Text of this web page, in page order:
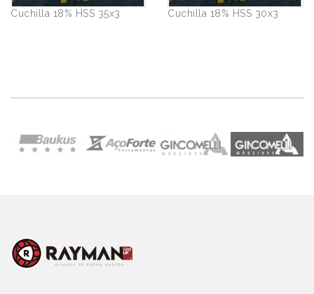
Cuchilla 18% HSS 35x3 Cuchilla 18% HSS 30x3